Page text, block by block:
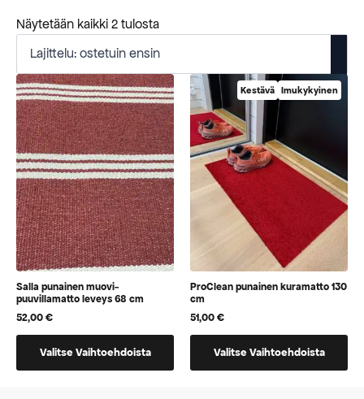
Näytetään kaikki 2 tulostaSuosituimmat
Salla punainen muovi-
puuvillamatto leveys 68 cm
52,00€
Valitse Vaihtoehdoista
Kestävä Imukykyinen
ProClean punainen kuramatto 130
cm
51,00€
Valitse Vaihtoehdoista